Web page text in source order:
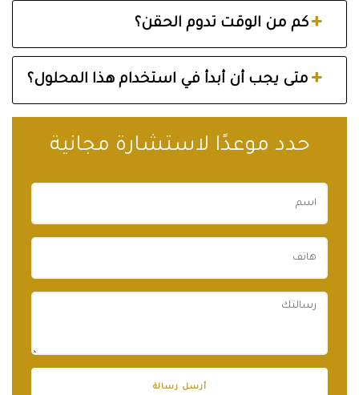
كم من الوقت تدوم الحقن؟
متى يجب أن أبدأ في استخدام هذا المحلول؟
حدد موعدًا لاستشارة مجانية